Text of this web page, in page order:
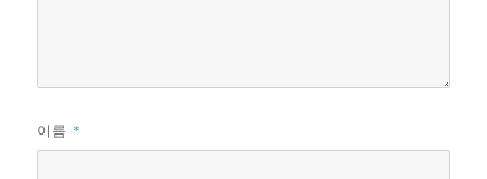
이름 *